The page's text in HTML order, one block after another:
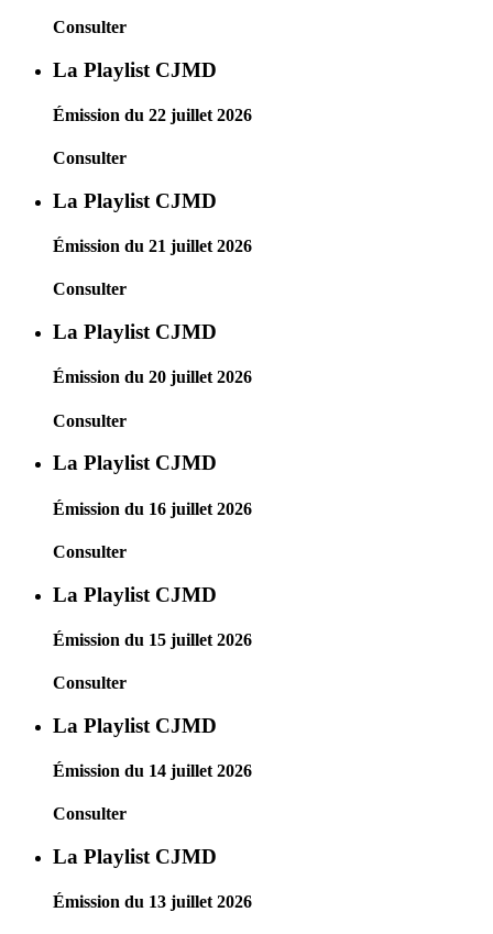
Consulter
La Playlist CJMD
Émission du 22 juillet 2026
Consulter
La Playlist CJMD
Émission du 21 juillet 2026
Consulter
La Playlist CJMD
Émission du 20 juillet 2026
Consulter
La Playlist CJMD
Émission du 16 juillet 2026
Consulter
La Playlist CJMD
Émission du 15 juillet 2026
Consulter
La Playlist CJMD
Émission du 14 juillet 2026
Consulter
La Playlist CJMD
Émission du 13 juillet 2026